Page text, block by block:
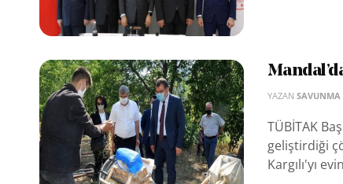
YAZAN SAVUNMA
TÜBİTAK
geliştirdiği
Kargılı'yı